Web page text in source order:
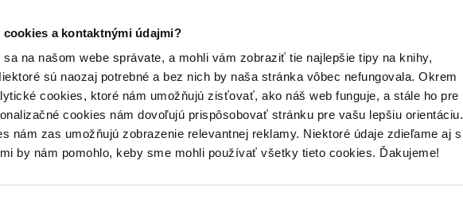
a kontaktnými údajmi?
na našom webe správate, a mohli vám zobraziť tie najlepšie tipy na knihy,
sú naozaj potrebné a bez nich by naša stránka vôbec nefungovala. Okrem
cookies, ktoré nám umožňujú zisťovať, ako náš web funguje, a stále ho pre
cookies nám dovoľujú prispôsobovať stránku pre vašu lepšiu orientáciu.
nám zas umožňujú zobrazenie relevantnej reklamy. Niektoré údaje zdieľame aj s
by nám pomohlo, keby sme mohli používať všetky tieto cookies. Ďakujeme!